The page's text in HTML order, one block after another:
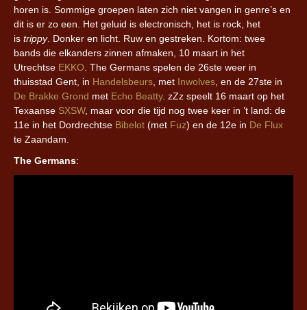
horen is. Sommige groepen laten zich niet vangen in genre’s en
dit is er zo een. Het geluid is electronisch, het is rock, het
is trippy. Donker en licht. Ruw en gestreken. Kortom: twee
bands die elkanders zinnen afmaken, 10 maart in het
Utrechtse EKKO. The Germans spelen de 26ste weer in
thuisstad Gent, in Handelsbeurs, met Inwolves, en de 27ste in
De Brakke Grond met Echo Beatty. zZz speelt 16 maart op het
Texaanse SXSW, maar voor die tijd nog twee keer in ’t land: de
11e in het Dordrechtse Bibelot (met Fuz) en de 12e in De Flux
te Zaandam.
The Germans: